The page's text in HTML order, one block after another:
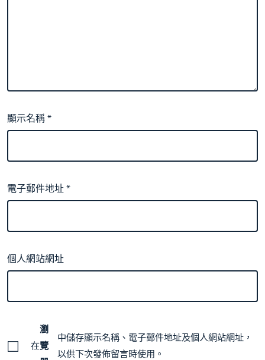
顯示名稱*
電子郵件地址*
個人網站網址
在
瀏
覽
中儲存顯示名稱、電子郵件地址及個人網站網址，
以供下次發佈留言時使用。